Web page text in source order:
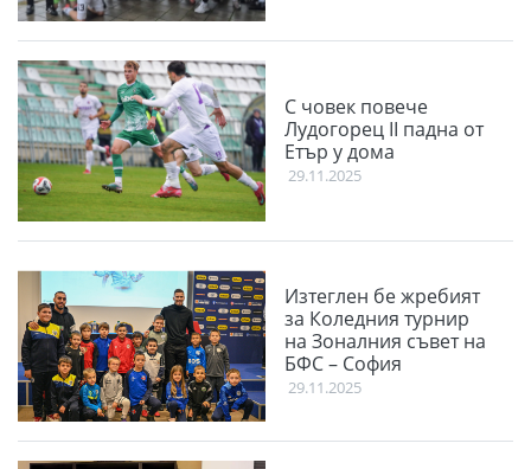
С човек повече
Лудогорец II падна от
Етър у дома
29.11.2025
Изтеглен бе жребият
за Коледния турнир
на Зоналния съвет на
БФС – София
29.11.2025